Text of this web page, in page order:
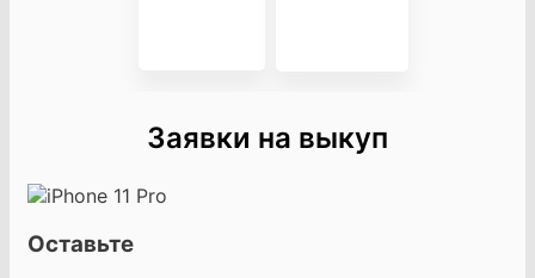
Заявки на выкуп
Оставьте